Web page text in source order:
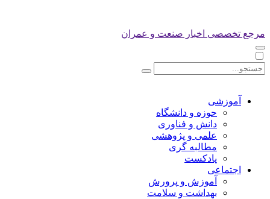
مرجع تخصصی اخبار صنعت و عمران
آموزشی
حوزه و دانشگاه
دانش و فناوری
علمی و پژوهشی
مطالبه گری
پادکست
اجتماعی
آموزش و پرورش
بهداشت و سلامت